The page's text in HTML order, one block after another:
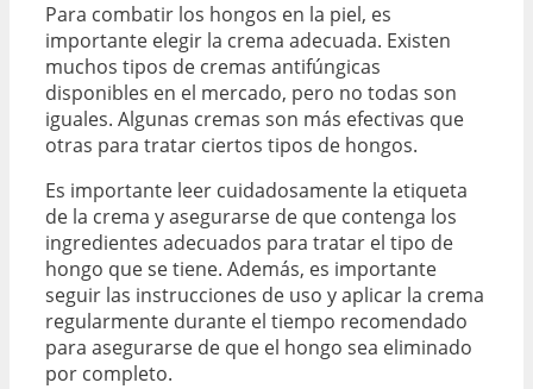
Para combatir los hongos en la piel, es
importante elegir la crema adecuada. Existen
muchos tipos de cremas antifúngicas
disponibles en el mercado, pero no todas son
iguales. Algunas cremas son más efectivas que
otras para tratar ciertos tipos de hongos.
Es importante leer cuidadosamente la etiqueta
de la crema y asegurarse de que contenga los
ingredientes adecuados para tratar el tipo de
hongo que se tiene. Además, es importante
seguir las instrucciones de uso y aplicar la crema
regularmente durante el tiempo recomendado
para asegurarse de que el hongo sea eliminado
por completo.